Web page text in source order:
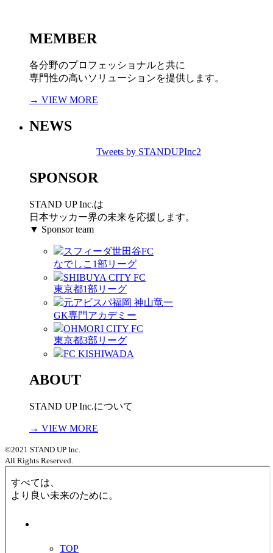
MEMBER
各分野のプロフェッショナルと共に
専門性の高いソリューションを提供します。
→ VIEW MORE
NEWS
Tweets by STANDUPInc2
SPONSOR
STAND UP Inc.は
日本サッカー界の未来を応援します。
▼ Sponsor team
スフィーダ世田谷FC
なでしこ1部リーグ
SHIBUYA CITY FC
東京都1部リーグ
元アビスパ福岡 神山竜一
GK専門アカデミー
OHMORI CITY FC
東京都3部リーグ
FC KISHIWADA
ABOUT
STAND UP Inc.について
→ VIEW MORE
©2021 STAND UP Inc.
All Rights Reserved.